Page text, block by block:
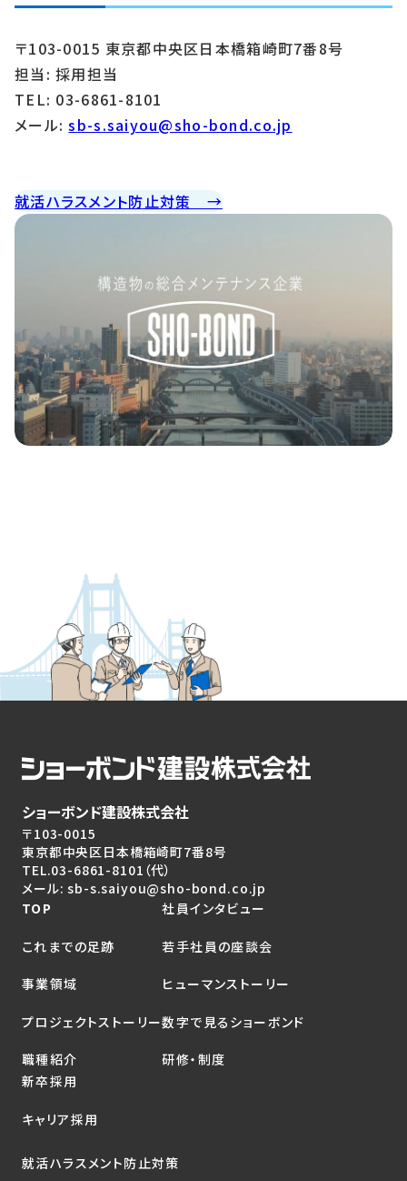
〒103-0015 東京都中央区日本橋箱崎町7番8号
担当: 採用担当
TEL: 03-6861-8101
メール:sb-s.saiyou@sho-bond.co.jp
就活ハラスメント防止対策 →
ショーボンド建設株式会社
〒103-0015
東京都中央区日本橋箱崎町7番8号
TEL.03-6861-8101 （代）
メール: sb-s.saiyou@sho-bond.co.jp
TOP
これまでの足跡
事業領域
プロジェクトストーリー
職種紹介
社員インタビュー
若手社員の座談会
ヒューマンストーリー
数字で見るショーボンド
研修・制度
新卒採用
キャリア採用
就活ハラスメント防止対策